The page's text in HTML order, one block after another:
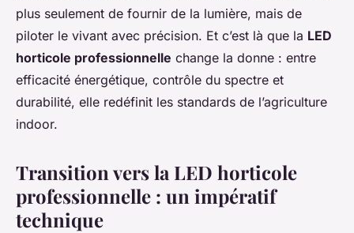
plus seulement de fournir de la lumière, mais de
piloter le vivant avec précision. Et c’est là que la LED
horticole professionnelle change la donne : entre
efficacité énergétique, contrôle du spectre et
durabilité, elle redéfinit les standards de l’agriculture
indoor.
Transition vers la LED horticole
professionnelle : un impératif
technique